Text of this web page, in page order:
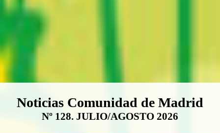
Boletín Noticias Comunidad de
Noticias Comunidad de Madrid
Nº 128. JULIO/AGOSTO 2026